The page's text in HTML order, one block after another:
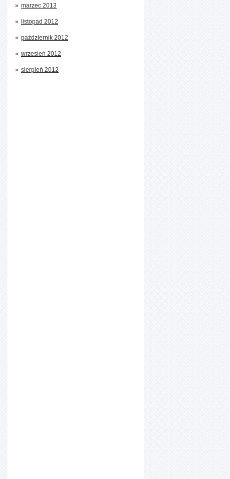
marzec 2013
listopad 2012
październik 2012
wrzesień 2012
sierpień 2012